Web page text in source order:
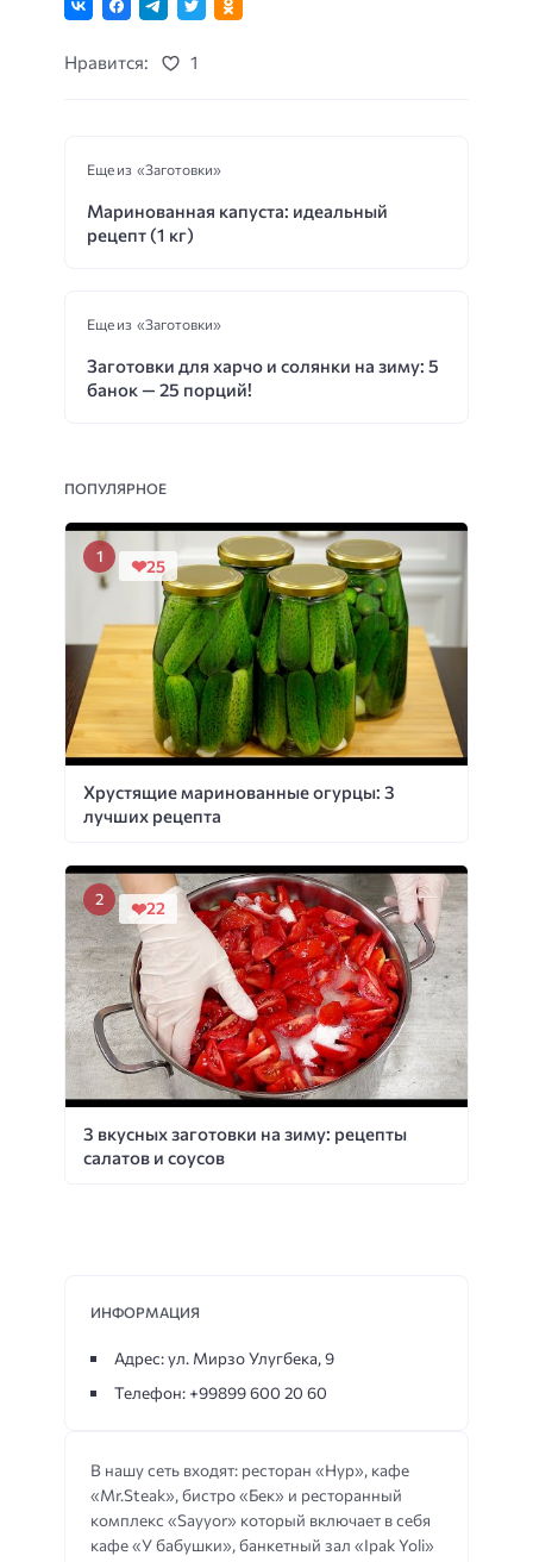
Нравится: 1
Еще из «Заготовки»
Маринованная капуста: идеальный
рецепт (1 кг)
Еще из «Заготовки»
Заготовки для харчо и солянки на зиму: 5
банок — 25 порций!
ПОПУЛЯРНОЕ
Хрустящие маринованные огурцы: 3
лучших рецепта
25
3 вкусных заготовки на зиму: рецепты
салатов и соусов
22
В нашу сеть входят: ресторан «Нур», кафе
«Mr.Steak», бистро «Бек» и ресторанный
комплекс «Sayyor» который включает в себя
кафе «У бабушки», банкетный зал «Ipak Yoli»
ИНФОРМАЦИЯ
Адрес: ул. Мирзо Улугбека, 9
Телефон: +99899 600 20 60